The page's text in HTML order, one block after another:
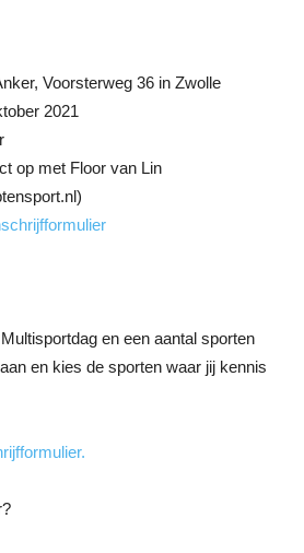
Voorsterweg 36 in Zwolle
2021
op met Floor van Lin
en een aantal sporten
en kies de sporten waar jij kennis